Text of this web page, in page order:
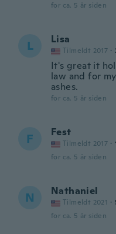
for ca. 5 år siden
L Lisa
Tilmeldt 2017 ·
It's great it
law and for
ashes.
for ca. 5 år siden
F Fest
Tilmeldt 2017 ·
for ca. 5 år siden
N Nathaniel
Tilmeldt 2021 ·
for ca. 5 år siden